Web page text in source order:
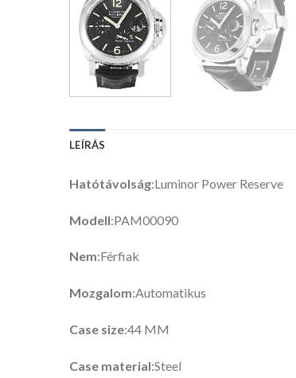
LEÍRÁS
Hatótávolság:Luminor Power Reserve
Modell:PAM00090
Nem:Férfiak
Mozgalom:Automatikus
Case size:44 MM
Case material:Steel